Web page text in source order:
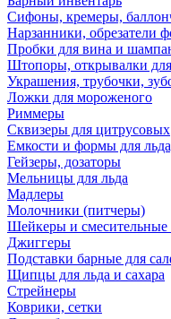
Сифоны, кремеры,
Нарзанники, обрезатели
Пробки для вина и
Штопоры, открывалки
Украшения, трубочки,
Ложки для мороженого
Риммеры
Сквизеры для цитрусовых
Емкости и формы для
Гейзеры, дозаторы
Мельницы для льда
Мадлеры
Молочники (питчеры)
Шейкеры и смесительные
Джиггеры
Подставки барные для
Щипцы для льда и сахара
Стрейнеры
Коврики, сетки